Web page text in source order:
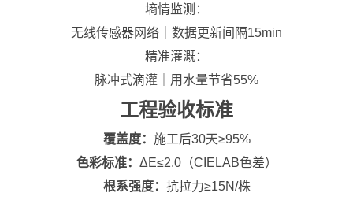
墒情监测：
无线传感器网络｜数据更新间隔15min
精准灌溉：
脉冲式滴灌｜用水量节省55%
工程验收标准
覆盖度： 施工后30天≥95%
色彩标准： ΔE≤2.0（CIELAB色差）
根系强度： 抗拉力≥15N/株